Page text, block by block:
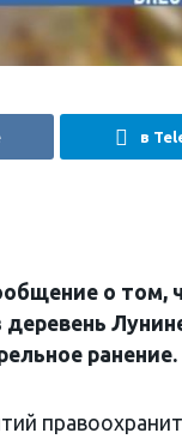
в
о том,
ранение.